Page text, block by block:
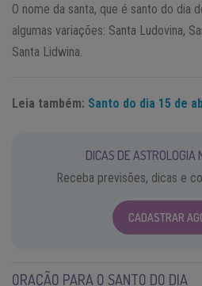
O nome da santa, que é santo do dia
algumas variações: Santa Ludovina,
Santa Lidwina.
Leia também: Santo do dia 15 de
DICAS DE ASTROLOGIA
Receba previsões, dicas e
CADASTRAR
ORAÇÃO PARA O SANTO DO DIA